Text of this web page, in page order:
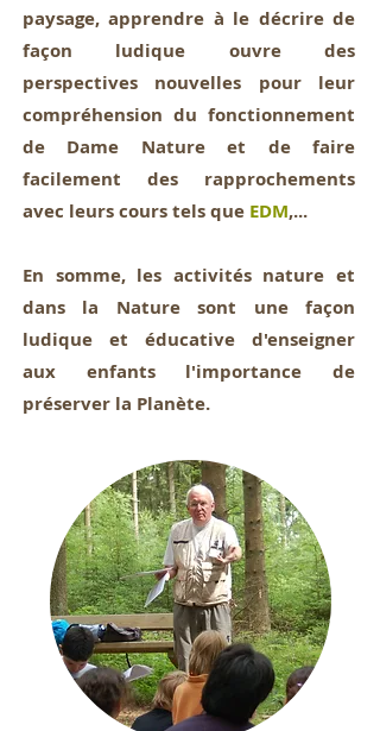
paysage, apprendre à le décrire de
façon ludique ouvre des
perspectives nouvelles pour leur
compréhension du fonctionnement
de Dame Nature et de faire
facilement des rapprochements
avec leurs cours tels que EDM,...
En somme, les activités nature et
dans la Nature sont une façon
ludique et éducative d'enseigner
aux enfants l'importance de
préserver la Planète.